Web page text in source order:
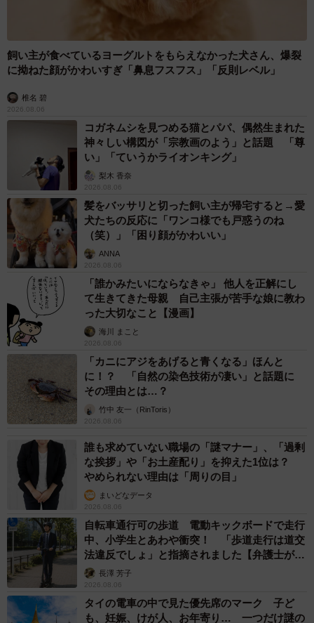
飼い主が食べているヨーグルトをもらえなかった犬さん、爆裂
に拗ねた顔がかわいすぎ「鼻息フスフス」「反則レベル」
椎名 碧
2026.08.06
コガネムシを見つめる猫とパパ、偶然生まれた
神々しい構図が「宗教画のよう」と話題 「尊
い」「ていうかライオンキング」
梨木 香奈
2026.08.06
髪をバッサリと切った飼い主が帰宅すると→愛
犬たちの反応に「ワンコ様でも戸惑うのね
（笑）」「困り顔がかわいい」
ANNA
2026.08.06
「誰かみたいにならなきゃ」 他人を正解にし
て生きてきた母親 自己主張が苦手な娘に教わ
った大切なこと【漫画】
海川 まこと
2026.08.06
「カニにアジをあげると青くなる」ほんと
に！？ 「自然の染色技術が凄い」と話題に
その理由とは…？
竹中 友一（RinToris）
2026.08.06
誰も求めていない職場の「謎マナー」、「過剰
な挨拶」や「お土産配り」を抑えた1位は？
やめられない理由は「周りの目」
まいどなデータ
2026.08.06
自転車通行可の歩道 電動キックボードで走行
中、小学生とあわや衝突！ 「歩道走行は道交
法違反でしょ」と指摘されました【弁護士が解
説】長澤 芳子
2026.08.06
タイの電車の中で見た優先席のマーク 子ど
も、妊娠、けが人、お年寄り… 一つだけ謎の